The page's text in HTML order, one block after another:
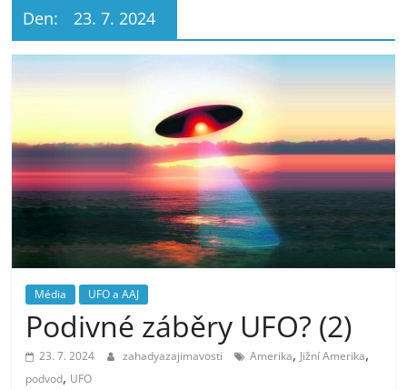
Den: 23. 7. 2024
Média UFO a AAJ
Podivné záběry UFO? (2)
23. 7. 2024 zahadyazajimavosti Amerika, Jižní Amerika,
podvod, UFO